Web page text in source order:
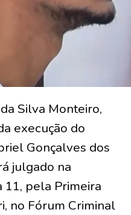
Silva Monteiro,
execução do
Gonçalves dos
julgado na
11, pela Primeira
no Fórum Criminal